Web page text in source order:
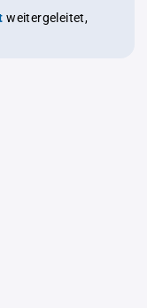
weitergeleitet,